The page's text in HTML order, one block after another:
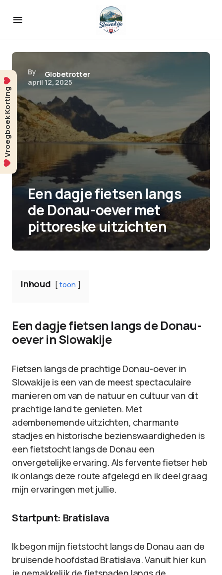
By
Globetrotter
april 12, 2025
Een dagje fietsen langs
de Donau-oever met
pittoreske uitzichten
Inhoud toon
Een dagje fietsen langs de Donau-
oever in Slowakije
Fietsen langs de prachtige Donau-oever in
Slowakije is een van de meest spectaculaire
manieren om van de natuur en cultuur van dit
prachtige land te genieten. Met
adembenemende uitzichten, charmante
stadjes en historische bezienswaardigheden is
een fietstocht langs de Donau een
onvergetelijke ervaring. Als fervente fietser heb
ik onlangs deze route afgelegd en ik deel graag
mijn ervaringen met jullie.
Startpunt: Bratislava
Ik begon mijn fietstocht langs de Donau aan de
bruisende hoofdstad Bratislava. Vanuit hier kun
Vroegboek Korting